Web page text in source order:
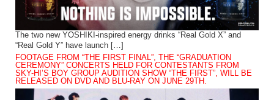
The two new YOSHIKI-inspired energy drinks “Real Gold X” and
“Real Gold Y” have launch […]
FOOTAGE FROM “THE FIRST FINAL”, THE “GRADUATION
CEREMONY” CONCERTS HELD FOR CONTESTANTS FROM
SKY-HI’S BOY GROUP AUDITION SHOW “THE FIRST”, WILL BE
RELEASED ON DVD AND BLU-RAY ON JUNE 29TH.